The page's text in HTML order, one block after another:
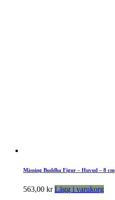
Mässing Buddha Figur – Huvud – 8 cm
563,00 kr Lägg i varukorg